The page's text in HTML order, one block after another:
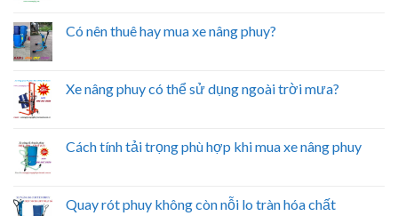
Có nên thuê hay mua xe nâng phuy?
Xe nâng phuy có thể sử dụng ngoài trời mưa?
Cách tính tải trọng phù hợp khi mua xe nâng phuy
Quay rót phuy không còn nỗi lo tràn hóa chất